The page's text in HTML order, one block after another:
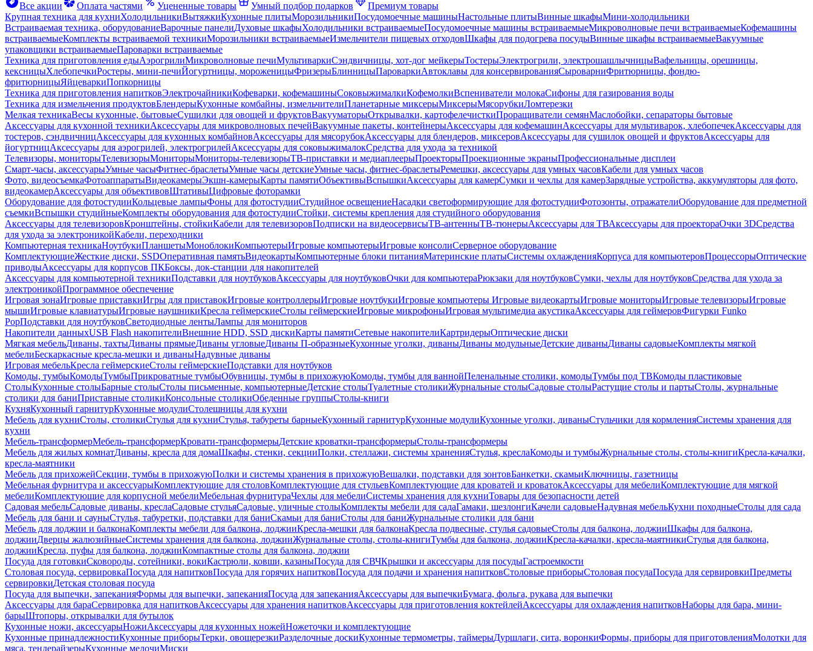
Все акции
Оплата частями Уцененные товары Умный подбор подарков
Премиум товары
Крупная техника для кухниХолодильникиВытяжкиКухонные плитыМорозильникиПосудомоечные машиныНастольные плитыВинные шкафыМини-холодильники
Встраиваемая техника, оборудованиеВарочные панелиДуховые шкафыХолодильники встраиваемыеПосудомоечные машины встраиваемыеМикроволновые печи встраиваемыеКофемашины
встраиваемыеКомплекты встраиваемой техникиМорозильники встраиваемыеИзмельчители пищевых отходовШкафы для подогрева посудыВинные шкафы встраиваемыеВакуумные
упаковщики встраиваемыеПароварки встраиваемые
Техника для приготовления едыАэрогрилиМикроволновые печиМультиваркиСэндвичницы, хот-дог мейкерыТостерыЭлектрогрили, электрошашлычницыВафельницы, орешницы,
кексницыХлебопечкиРостеры, мини-печиЙогуртницы, мороженицыФризерыБлинницыПароваркиАвтоклавы для консервированияСыроварниФритюрницы, фондю-
фритюрницыЯйцеваркиПопкорницы
Техника для приготовления напитковЭлектрочайникиКофеварки, кофемашиныСоковыжималкиКофемолкиВспениватели молокаСифоны для газирования воды
Техника для измельчения продуктовБлендерыКухонные комбайны, измельчителиПланетарные миксерыМиксерыМясорубкиЛомтерезки
Мелкая техникаВесы кухонные, бытовыеСушилки для овощей и фруктовВакууматорыОткрывалки, картофелечисткиПроращиватели семянМаслобойки, сепараторы бытовые
Аксессуары для кухонной техникиАксессуары для микроволновых печейВакуумные пакеты, контейнерыАксессуары для кофемашинАксессуары для мультиварок, хлебопечекАксессуары для
тостеров, сэндвичницАксессуары для кухонных комбайновАксессуары для мясорубокАксессуары для блендеров, миксеровАксессуары для сушилок овощей и фруктовАксессуары для
йогуртницАксессуары для аэрогрилей, электрогрилейАксессуары для соковыжималокСредства для ухода за техникой
Телевизоры, мониторыТелевизорыМониторыМониторы-телевизорыТВ-приставки и медиаплеерыПроекторыПроекционные экраныПрофессиональные дисплеи
Смарт-часы, аксессуарыУмные часыФитнес-браслетыУмные часы детскиеУмные часы, фитнес-браслетыРемешки, аксессуары для умных часовКабели для умных часов
Фото, видеосъемкаФотоаппаратыВидеокамерыЭкшн-камерыКарты памятиОбъективыВспышкиАксессуары для камерСумки и чехлы для камерЗарядные устройства, аккумуляторы для фото,
видеокамерАксессуары для объективовШтативыЦифровые фоторамки
Оборудование для фотостудииКольцевые лампыФоны для фотостудииСтудийное освещениеНасадки светоформирующие для фотостудииФотозонты, отражателиОборудование для предметной
съемкиВспышки студийныеКомплекты оборудования для фотостудииСтойки, системы крепления для студийного оборудования
Аксессуары для телевизоровКронштейны, стойкиКабели для телевизоровПодписки на видеосервисыТВ-антенныТВ-тюнерыАксессуары для ТВАксессуары для проектораОчки 3DСредства
для ухода за электроникойКабели, переходники
Компьютерная техникаНоутбукиПланшетыМоноблокиКомпьютерыИгровые компьютерыИгровые консолиСерверное оборудование
КомплектующиеЖесткие диски, SSDОперативная памятьВидеокартыКомпьютерные блоки питанияМатеринские платыСистемы охлажденияКорпуса для компьютеровПроцессорыОптические
приводыАксессуары для корпусов ПКБоксы, док-станции для накопителей
Аксессуары для компьютерной техникиПодставки для ноутбуковАксессуары для ноутбуковОчки для компьютераРюкзаки для ноутбуковСумки, чехлы для ноутбуковСредства для ухода за
электроникойПрограммное обеспечение
Игровая зонаИгровые приставкиИгры для приставокИгровые контроллерыИгровые ноутбукиИгровые компьютеры Игровые видеокартыИгровые мониторыИгровые телевизорыИгровые
мышиИгровые клавиатурыИгровые наушникиКресла геймерскиеСтолы геймерскиеИгровые микрофоныИгровая мультимедиа акустикаАксессуары для геймеровФигурки Funko
PopПодставки для ноутбуковСветодиодные лентыЛампы для мониторов
Накопители данныхUSB Flash накопителиВнешние HDD, SSD дискиКарты памятиСетевые накопителиКартридерыОптические диски
Мягкая мебельДиваны, тахтыДиваны прямыеДиваны угловыеДиваны П-образныеКухонные уголки, диваныДиваны модульныеДетские диваныДиваны садовыеКомплекты мягкой
мебелиБескаркасные кресла-мешки и диваныНадувные диваны
Игровая мебельКресла геймерскиеСтолы геймерскиеПодставки для ноутбуков
Комоды, тумбыКомодыТумбыПрикроватные тумбыОбувницы, тумбы в прихожуюКомоды, тумбы для ваннойПеленальные столики, комодыТумбы под ТВКомоды пластиковые
СтолыКухонные столыБарные столыСтолы письменные, компьютерныеДетские столыТуалетные столикиЖурнальные столыСадовые столыРастущие столы и партыСтолы, журнальные
столики для баниПриставные столикиКонсольные столикиОбеденные группыСтолы-книги
КухняКухонный гарнитурКухонные модулиСтолешницы для кухни
Мебель для кухниСтолы, столикиСтулья для кухниСтулья, табуреты барныеКухонный гарнитурКухонные модулиКухонные уголки, диваныСтульчики для кормленияСистемы хранения для
кухни
Мебель-трансформерМебель-трансформерКровати-трансформерыДетские кроватки-трансформерыСтолы-трансформеры
Мебель для жилых комнатДиваны, кресла для домаШкафы, стенки, секцииПолки, стеллажи, системы храненияСтулья, креслаКомоды и тумбыЖурнальные столы, столы-книгиКресла-качалки,
кресла-маятники
Мебель для прихожейСекции, тумбы в прихожуюПолки и системы хранения в прихожуюВешалки, подставки для зонтовБанкетки, скамьиКлючницы, газетницы
Мебельная фурнитура и аксессуарыКомплектующие для столовКомплектующие для стульевКомплектующие для кроватей и кроватокАксессуары для мебелиКомплектующие для мягкой
мебелиКомплектующие для корпусной мебелиМебельная фурнитураЧехлы для мебелиСистемы хранения для кухниТовары для безопасности детей
Садовая мебельСадовые диваны, креслаСадовые стульяСадовые, уличные столыКомплекты мебели для садаГамаки, шезлонгиКачели садовыеНадувная мебельКухни походныеСтолы для сада
Мебель для бани и сауныСтулья, табуретки, подставки для баниСкамьи для баниСтолы для баниЖурнальные столики для бани
Мебель для лоджии и балконаКомплекты мебели для балкона, лоджииКресла-мешки для балконаКресла подвесные, стулья садовыеСтолы для балкона, лоджииШкафы для балкона,
лоджииДверцы жалюзийныеСистемы хранения для балкона, лоджииЖурнальные столы, столы-книгиТумбы для балкона, лоджииКресла-качалки, кресла-маятникиСтулья для балкона,
лоджииКресла, пуфы для балкона, лоджииКомпактные столы для балкона, лоджии
Посуда для готовкиСковороды, сотейники, вокиКастрюли, ковши, казаныПосуда для СВЧКрышки и аксессуары для посудыГастроемкости
Столовая посуда, сервировкаПосуда для напитковПосуда для горячих напитковПосуда для подачи и хранения напитковСтоловые приборыСтоловая посудаПосуда для сервировкиПредметы
сервировкиДетская столовая посуда
Посуда для выпечки, запеканияФормы для выпечки, запеканияПосуда для запеканияАксессуары для выпечкиБумага, фольга, рукава для выпечки
Аксессуары для бараСервировка для напитковАксессуары для хранения напитковАксессуары для приготовления коктейлейАксессуары для охлаждения напитковНаборы для бара, мини-
барыШтопоры, открывалки для бутылок
Кухонные ножи, аксессуарыНожиАксессуары для кухонных ножейНожеточки и комплектующие
Кухонные принадлежностиКухонные приборыТерки, овощерезкиРазделочные доскиКухонные термометры, таймерыДуршлаги, сита, воронкиФормы, приборы для приготовленияМолотки для
мяса, тендерайзерыКухонные мелочиМиски